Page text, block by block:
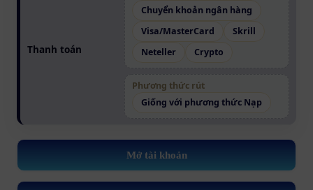
Thanh toán
Chuyển khoản ngân hàng
Visa/MasterCard
Skrill
Neteller
Crypto
Phương thức rút
Giống với phương thức Nạp
Mở tài khoản